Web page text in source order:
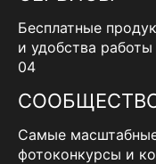
Бесплатные
и удобства
04
Самые
фотоконкурсы и